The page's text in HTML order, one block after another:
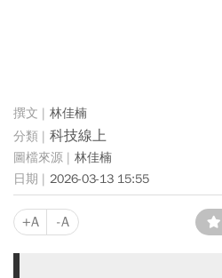
林佳楠
科技線上
林佳楠
2026-03-13 15:55
+A -A